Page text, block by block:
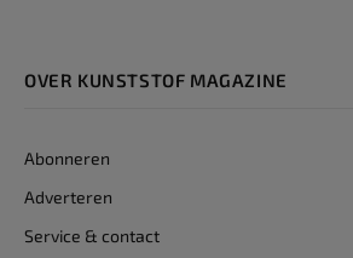
OVER KUNSTSTOF MAGAZINE
Abonneren
Adverteren
Service & contact